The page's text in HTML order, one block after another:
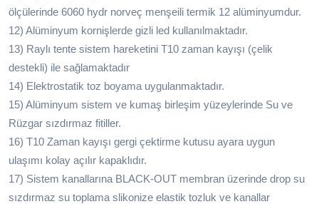
ölçülerinde 6060 hydr norveç menşeili termik 12 alüminyumdur.
12) Alüminyum kornişlerde gizli led kullanılmaktadır.
13) Raylı tente sistem hareketini T10 zaman kayışı (çelik
destekli) ile sağlamaktadır
14) Elektrostatik toz boyama uygulanmaktadır.
15) Alüminyum sistem ve kumaş birleşim yüzeylerinde Su ve
Rüzgar sızdırmaz fitiller.
16) T10 Zaman kayışı gergi çektirme kutusu ayara uygun
ulaşımı kolay açılır kapaklıdır.
17) Sistem kanallarına BLACK-OUT membran üzerinde drop su
sızdırmaz su toplama slikonize elastik tozluk ve kanallar